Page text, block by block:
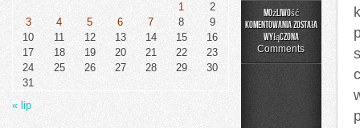
Możliwość
komentowania
Świetne
urządzenia
pakujące
została
wyłączona
Comments
1
2
3
4 5 6 7 8
9
10
11 12 13 14 15
16
17
18 19 20 21 22
23
24
25 26 27 28 29
30
31
« lip